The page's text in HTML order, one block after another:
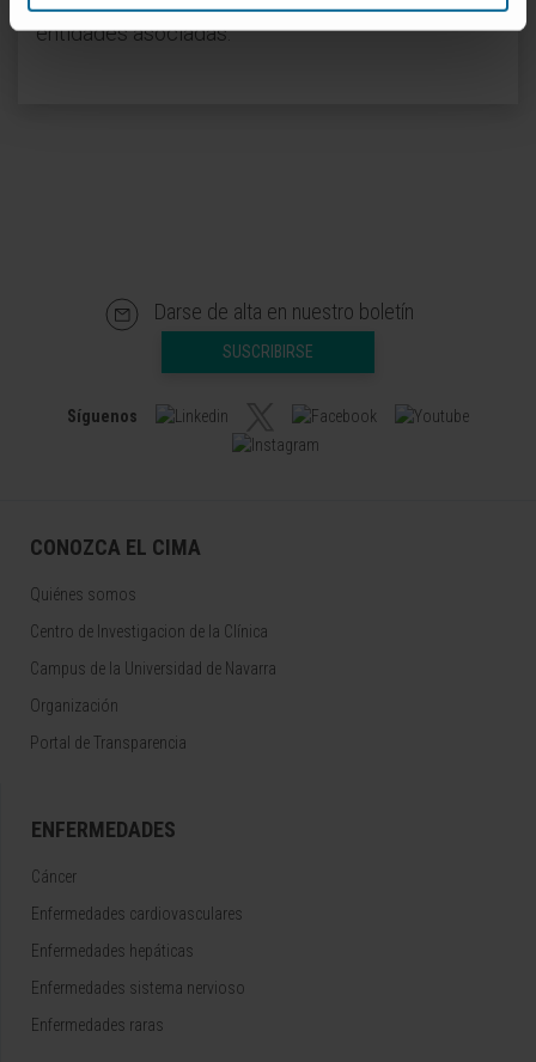
entidades asociadas.
Darse de alta en nuestro boletín
SUSCRIBIRSE
Síguenos
CONOZCA EL CIMA
Quiénes somos
Centro de Investigacion de la Clínica
Campus de la Universidad de Navarra
Organización
Portal de Transparencia
ENFERMEDADES
Cáncer
Enfermedades cardiovasculares
Enfermedades hepáticas
Enfermedades sistema nervioso
Enfermedades raras